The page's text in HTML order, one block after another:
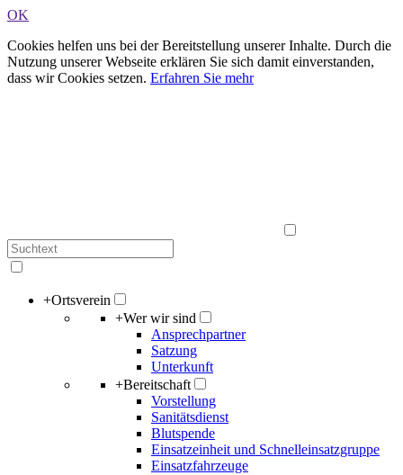
OK
Cookies helfen uns bei der Bereitstellung unserer Inhalte. Durch die
Nutzung unserer Webseite erklären Sie sich damit einverstanden,
dass wir Cookies setzen. Erfahren Sie mehr
+Ortsverein
+Wer wir sind
Ansprechpartner
Satzung
Unterkunft
+Bereitschaft
Vorstellung
Sanitätsdienst
Blutspende
Einsatzeinheit und Schnelleinsatzgruppe
Einsatzfahrzeuge